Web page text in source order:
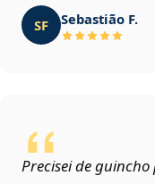
SF Sebastião F.
Precisei de